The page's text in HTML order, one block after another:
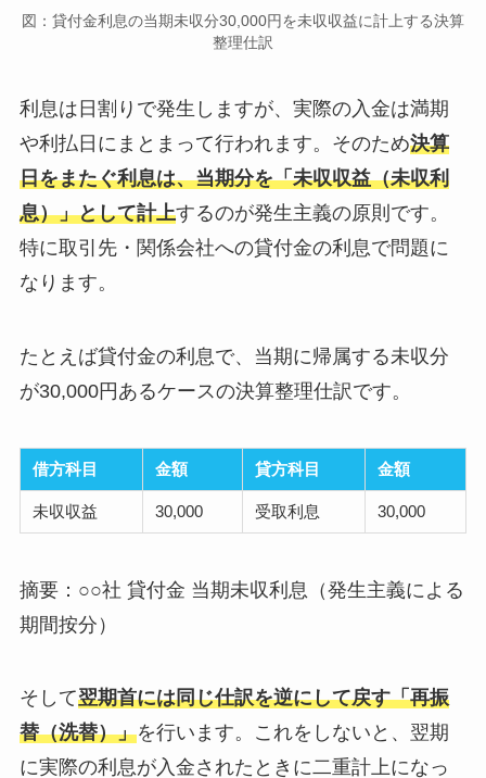
図：貸付金利息の当期未収分30,000円を未収収益に計上する決算
整理仕訳
利息は日割りで発生しますが、実際の入金は満期
や利払日にまとまって行われます。そのため決算
日をまたぐ利息は、当期分を「未収収益（未収利
息）」として計上するのが発生主義の原則です。
特に取引先・関係会社への貸付金の利息で問題に
なります。
たとえば貸付金の利息で、当期に帰属する未収分
が30,000円あるケースの決算整理仕訳です。
借方科目 金額 貸方科目 金額
未収収益 30,000 受取利息 30,000
摘要：○○社 貸付金 当期未収利息（発生主義による
期間按分）
そして翌期首には同じ仕訳を逆にして戻す「再振
替（洗替）」を行います。これをしないと、翌期
に実際の利息が入金されたときに二重計上になっ